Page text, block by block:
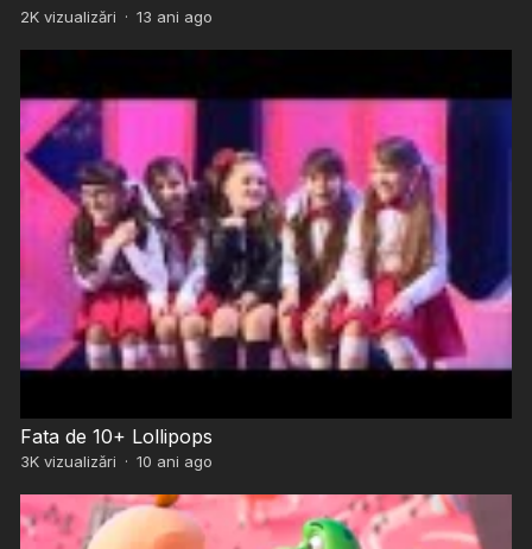
2Kvizualizări · 13 ani ago
Fata de 10+ Lollipops
3Kvizualizări · 10 ani ago